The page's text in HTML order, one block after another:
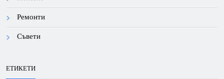
Ремонти
Съвети
ЕТИКЕТИ